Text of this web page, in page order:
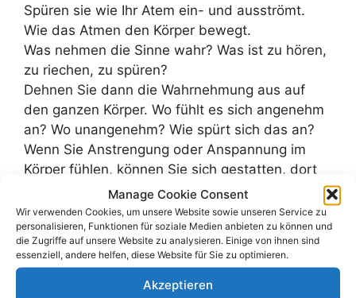
Manage Cookie Consent
Wir verwenden Cookies, um unsere Website sowie unseren Service zu
personalisieren, Funktionen für soziale Medien anbieten zu können und
die Zugriffe auf unsere Website zu analysieren. Einige von ihnen sind
essenziell, andere helfen, diese Website für Sie zu optimieren.
Akzeptieren
Spüren sie wie Ihr Atem ein- und ausströmt.
Wie das Atmen den Körper bewegt.
Was nehmen die Sinne wahr? Was ist zu hören,
zu riechen, zu spüren?
Dehnen Sie dann die Wahrnehmung aus auf
den ganzen Körper. Wo fühlt es sich angenehm
an? Wo unangenehm? Wie spürt sich das an?
Wenn Sie Anstrengung oder Anspannung im
Körper fühlen, können Sie sich gestatten, dort
mit dem Einatmen weit und offen zu werden
und mit dem Ausatmen loszulassen.
Richten Sie dann die Aufmerksamkeit auf ihre
Gedanken… was ist gerade in Ihrem Kopf?
Womit beschäftigt sich Ihr Denken? Wenn ihnen
die Gedanken nicht hilfreich erscheinen, können